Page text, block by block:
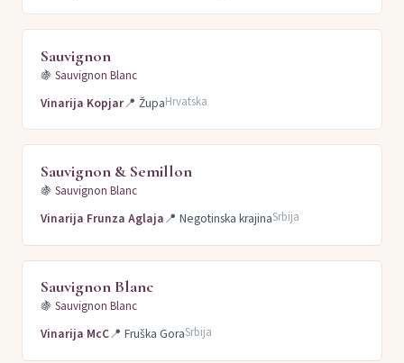
Sauvignon
🍇 Sauvignon Blanc
Vinarija Kopjar📍 ŽupaHrvatska
Sauvignon & Semillon
🍇 Sauvignon Blanc
Vinarija Frunza Aglaja📍 Negotinska krajinaSrbija
Sauvignon Blanc
🍇 Sauvignon Blanc
Vinarija McC📍 Fruška GoraSrbija